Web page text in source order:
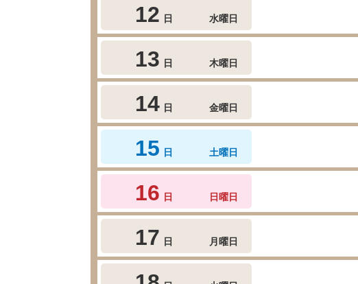
12 日 水曜日
13 日 木曜日
14 日 金曜日
15 日 土曜日
16 日 日曜日
17 日 月曜日